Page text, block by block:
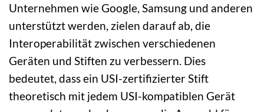
Unternehmen wie Google, Samsung und anderen
unterstützt werden, zielen darauf ab, die
Interoperabilität zwischen verschiedenen
Geräten und Stiften zu verbessern. Dies
bedeutet, dass ein USI-zertifizierter Stift
theoretisch mit jedem USI-kompatiblen Gerät